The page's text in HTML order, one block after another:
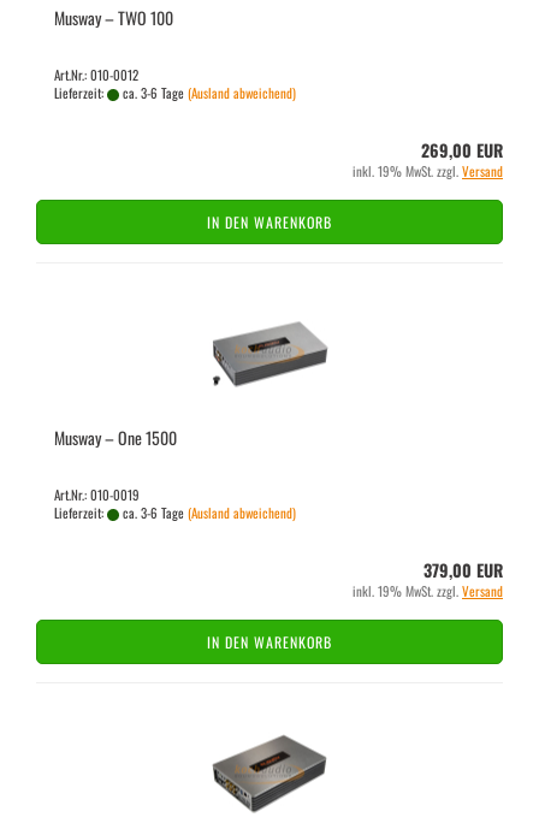
Mus­way – TWO 100
Art.Nr.: 010-0012
Lieferzeit:
ca. 3-6 Tage(Ausland abweichend)
269,00 EUR
inkl. 19% MwSt. zzgl.Versand
IN DEN WARENKORB
Mus­way – One 1500
Art.Nr.: 010-0019
Lieferzeit:
ca. 3-6 Tage(Ausland abweichend)
379,00 EUR
inkl. 19% MwSt. zzgl.Versand
IN DEN WARENKORB